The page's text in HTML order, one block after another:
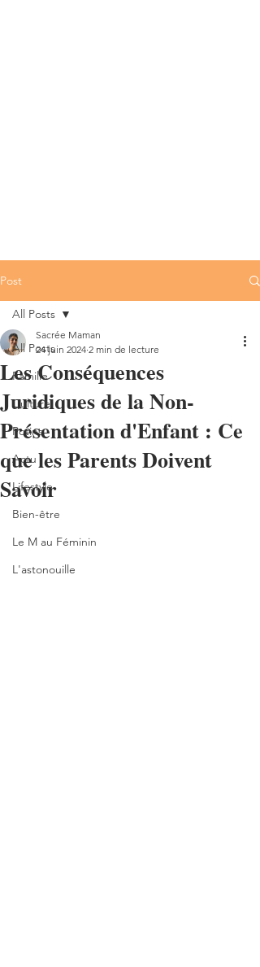
Post
All Posts
Famille
Culture
Potins
Actu
Lifestyle
Bien-être
Le M au Féminin
L'astonouille
All Posts
Les Conséquences
Juridiques de la Non-
Présentation d'Enfant : Ce
que les Parents Doivent
Savoir
Sacrée Maman
24 juin 2024 2 min de lecture